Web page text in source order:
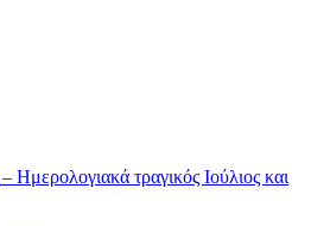
Ημερολογιακά τραγικός Ιούλιος και